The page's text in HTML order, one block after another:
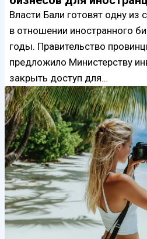
Власти Бали готовят одну
в отношении иностранного
годы. Правительство
предложило Министерству
закрыть доступ для…